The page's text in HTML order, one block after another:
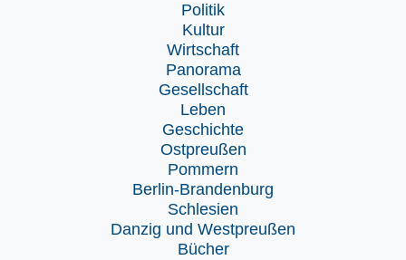
Politik
Kultur
Wirtschaft
Panorama
Gesellschaft
Leben
Geschichte
Ostpreußen
Pommern
Berlin-Brandenburg
Schlesien
Danzig und Westpreußen
Bücher